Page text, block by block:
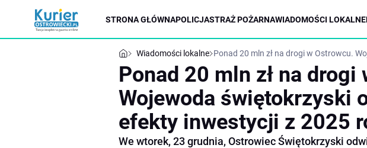
STRONA GŁÓWNAPOLICJASTRAŻ POŻARNAWIADOMOŚCI LOKALNE
Wiadomości lokalne Ponad 20 mln zł na drogi w Ostrowcu.
Ponad 20 mln zł na drogi
Wojewoda świętokrzyski
efekty inwestycji z 2025
We wtorek, 23 grudnia, Ostrowiec Świętokrzyski